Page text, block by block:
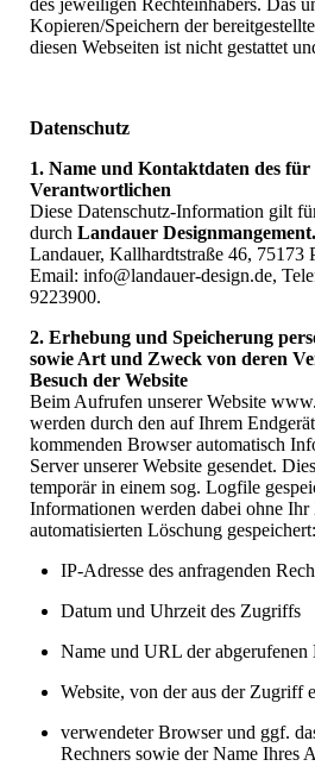
des jeweiligen Rechteinhabers. Das
Kopieren/Speichern der
diesen Webseiten ist nicht gestattet
Datenschutz
1. Name und Kontaktdaten des
Verantwortlichen
Diese Datenschutz-Information gilt
durch Landauer
Landauer, Kallhardtstraße 46, 75173
Email: info@landauer-design.de,
9223900.
2. Erhebung und Speicherung
sowie Art und Zweck von deren
Besuch der Website
Beim Aufrufen unserer Website
werden durch den auf Ihrem
kommenden Browser automatisch
Server unserer Website gesendet.
temporär in einem sog. Logfile
Informationen werden dabei ohne
automatisierten Löschung gespeichert:
IP-Adresse des anfragenden
Datum und Uhrzeit des Zugriffs
Name und URL der abgerufenen
Website, von der aus der Zugriff
verwendeter Browser und ggf.
Rechners sowie der Name Ihres